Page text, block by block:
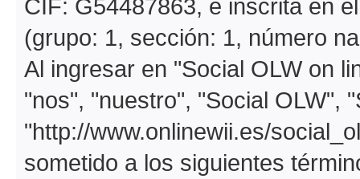
CIF: G54487863, e inscrita en
(grupo: 1, sección: 1, número
Al ingresar en "Social OLW on
"nos", "nuestro", "Social OLW",
"http://www.onlinewii.es/
sometido a los siguientes